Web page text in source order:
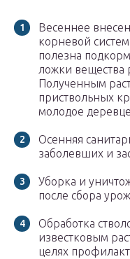
Весеннее
корневой
полезна
ложки вещества
Полученным
приствольных
молодое
Осенняя
заболевших и
Уборка и
после сбора
Обработка
известковым
целях